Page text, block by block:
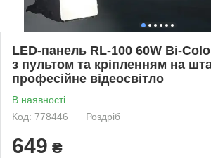
LED-панель RL-100 60W Bi-
з пультом та кріпленням на
професійне відеосвітло
В наявності
Код: 778446
Роздріб
649 ₴